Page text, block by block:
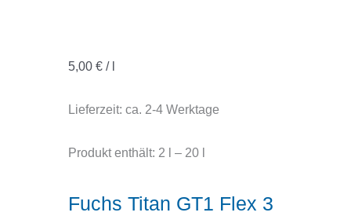
5,00 €/
Lieferzeit: ca. 2-4 Werktage
Produkt enthält: 2 – 20
Fuchs Titan GT1 Flex 3